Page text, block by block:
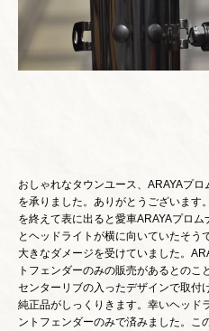
おしゃれなタウンユース、ARAYAプ
を承りました。ありがとうございます
を終えて表に出ると愛車ARAYAプロ
とヘッドライトが横に向いていたそう
大きなダメージを受けていました。
トフェンダーのみの販売があるとの
センターリブの入ったデザインで取付
純正品がしっくりきます。幸いヘッド
ントフェンダーのみで済みました。こ